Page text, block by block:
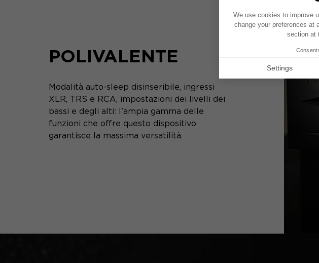
POLIVALENTE
Modalità auto-sleep disinseribile, ingressi
XLR, TRS e RCA, impostazioni dei livelli dei
bassi e degli alti: l’ampia gamma delle
funzioni che offre questo dispositivo
garantisce la massima versatilità.